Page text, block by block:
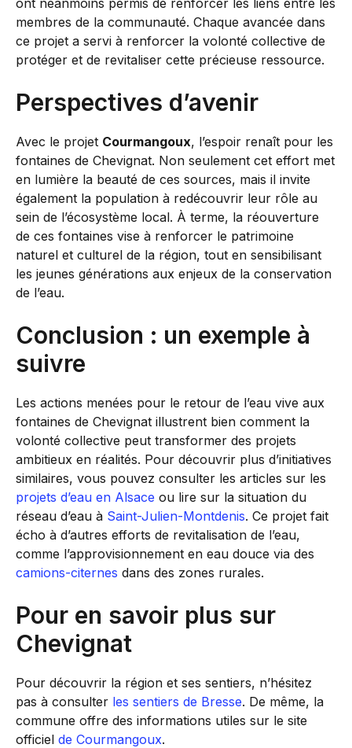
ont néanmoins permis de renforcer les liens entre les
membres de la communauté. Chaque avancée dans
ce projet a servi à renforcer la volonté collective de
protéger et de revitaliser cette précieuse ressource.
Perspectives d’avenir
Avec le projet Courmangoux, l’espoir renaît pour les
fontaines de Chevignat. Non seulement cet effort met
en lumière la beauté de ces sources, mais il invite
également la population à redécouvrir leur rôle au
sein de l’écosystème local. À terme, la réouverture
de ces fontaines vise à renforcer le patrimoine
naturel et culturel de la région, tout en sensibilisant
les jeunes générations aux enjeux de la conservation
de l’eau.
Conclusion : un exemple à
suivre
Les actions menées pour le retour de l’eau vive aux
fontaines de Chevignat illustrent bien comment la
volonté collective peut transformer des projets
ambitieux en réalités. Pour découvrir plus d’initiatives
similaires, vous pouvez consulter les articles sur les
projets d’eau en Alsace ou lire sur la situation du
réseau d’eau à Saint-Julien-Montdenis. Ce projet fait
écho à d’autres efforts de revitalisation de l’eau,
comme l’approvisionnement en eau douce via des
camions-citernes dans des zones rurales.
Pour en savoir plus sur
Chevignat
Pour découvrir la région et ses sentiers, n’hésitez
pas à consulter les sentiers de Bresse. De même, la
commune offre des informations utiles sur le site
officiel de Courmangoux.